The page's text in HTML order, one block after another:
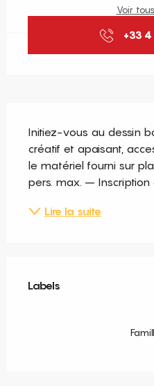
Voir
+33 4
Initiez-vous au dessin
créatif et apaisant,
le matériel fourni sur
pers. max. – Inscription
Lire la suite
Labels
Labels